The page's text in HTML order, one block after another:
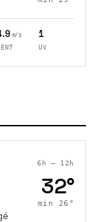
m/s
1
UV
6h – 12h
32°
min 26 °